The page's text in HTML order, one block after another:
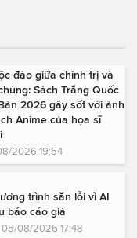
đáo giữa chính trị và
Sách Trắng Quốc
2026 gây sốt với ảnh
Anime của họa sĩ
2026 19:54
trình săn lỗi vì AI
báo cáo giả
05/08/2026 17:48